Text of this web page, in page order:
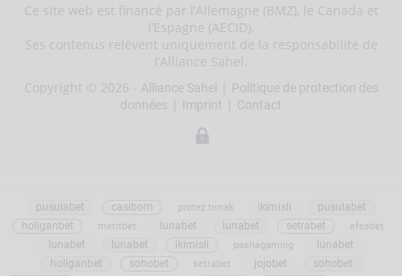
Ce site web est financé par l’Allemagne (BMZ), le Canada et
l’Espagne (AECID).
Ses contenus relèvent uniquement de la responsabilité de
l’Alliance Sahel.
Copyright © 2026 - Alliance Sahel
Politique de protection des
données
Imprint Contact
pusulabet casibom protez tırnak ikimisli
pusulabet
holiganbet
meritbet lunabet lunabet setrabet efesbet
lunabet lunabet ikimisli pashagaming
lunabet
holiganbet
sohobet setrabet jojobet sohobet